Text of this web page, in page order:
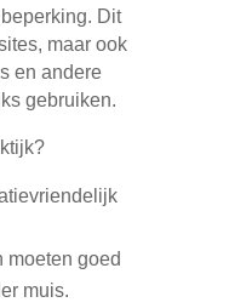
Dit
maar ook
en andere
gebruiken.
moeten goed
muis.